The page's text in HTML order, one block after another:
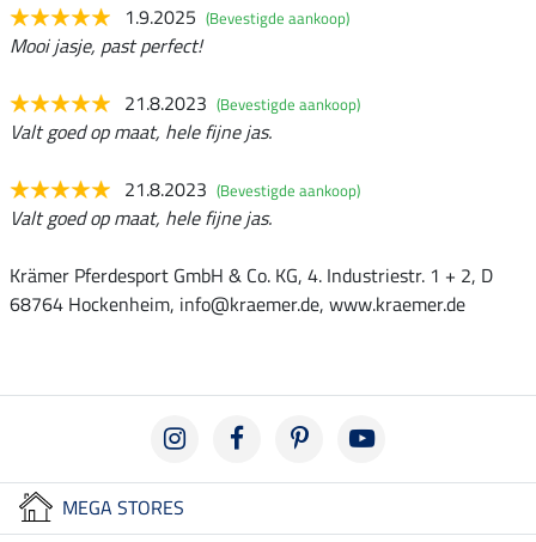
1.9.2025 (Bevestigde aankoop)
Mooi jasje, past perfect!
21.8.2023 (Bevestigde aankoop)
Valt goed op maat, hele fijne jas.
21.8.2023 (Bevestigde aankoop)
Valt goed op maat, hele fijne jas.
Krämer Pferdesport GmbH & Co. KG, 4. Industriestr. 1 + 2, D
68764 Hockenheim, info@kraemer.de, www.kraemer.de
MEGA STORES